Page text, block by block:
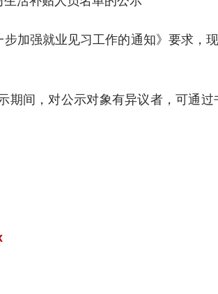
加强就业见习工作的通知》要求，
间，对公示对象有异议者，可通